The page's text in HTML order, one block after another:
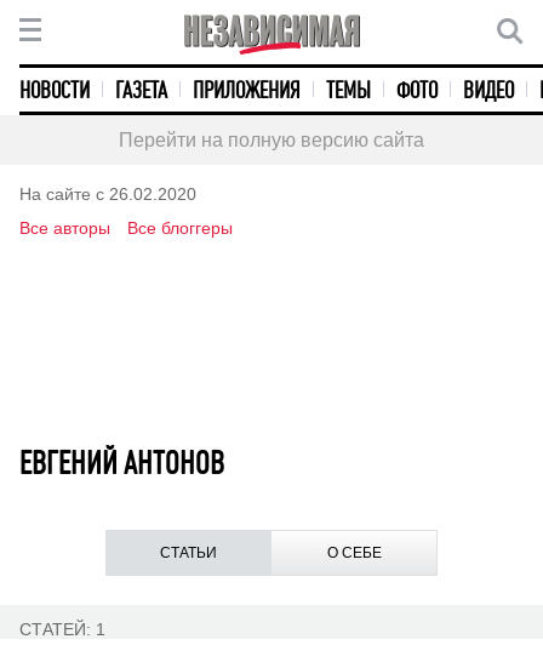
НОВОСТИ ГАЗЕТА ПРИЛОЖЕНИЯ ТЕМЫ ФОТО ВИДЕО
Перейти на полную версию сайта
На сайте с 26.02.2020
Все авторы
Все блоггеры
ЕВГЕНИЙ АНТОНОВ
СТАТЬИ О СЕБЕ
СТАТЕЙ: 1